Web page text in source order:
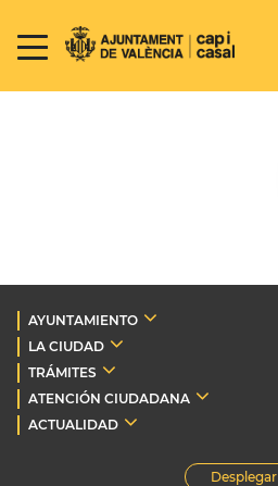
AYUNTAMIENTO
LA CIUDAD
TRÁMITES
ATENCIÓN CIUDADANA
ACTUALIDAD
Desplegar